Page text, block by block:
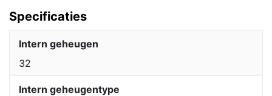
Specificaties
Intern geheugen
32
Intern geheugentype